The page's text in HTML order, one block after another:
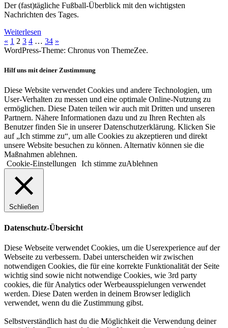
Der (fast)tägliche Fußball-Überblick mit den wichtigsten
Nachrichten des Tages.
Weiterlesen
Seitennummerierung
der
Beiträge
« Vorherige
Beiträge
1 2 3 4 … 34 Nächste
Beiträge
»
WordPress-Theme: Chronus von ThemeZee.
Hilf uns mit deiner Zustimmung
Diese Website verwendet Cookies und andere Technologien, um
User-Verhalten zu messen und eine optimale Online-Nutzung zu
ermöglichen. Diese Daten teilen wir auch mit Dritten und unseren
Partnern. Nähere Informationen dazu und zu Ihren Rechten als
Benutzer finden Sie in unserer Datenschutzerklärung. Klicken Sie
auf „Ich stimme zu“, um alle Cookies zu akzeptieren und direkt
unsere Website besuchen zu können. Alternativ können sie die
Maßnahmen ablehnen.
Cookie-Einstellungen
Ich stimme zuAblehnen
Schließen
Datenschutz-Übersicht
Diese Webseite verwendet Cookies, um die Userexperience auf der
Webseite zu verbessern. Dabei unterscheiden wir zwischen
notwendigen Cookies, die für eine korrekte Funktionalität der Seite
wichtig sind sowie nicht notwendige Cookies, wie 3rd party
cookies, die für Analytics oder Werbeausspielungen verwendet
werden. Diese Daten werden in deinem Browser lediglich
verwendet, wenn du die Zustimmung gibst.
Selbstverständlich hast du die Möglichkeit die Verwendung deiner